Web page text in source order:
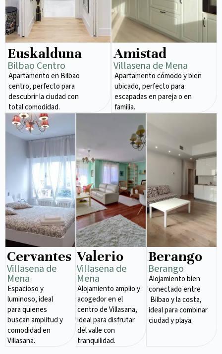
Euskalduna
Bilbao Centro
Apartamento en Bilbao
centro, perfecto para
descubrir la ciudad con
total comodidad.
Amistad
Villasena de Mena
Apartamento cómodo y bien
ubicado, perfecto para
escapadas en pareja o en
familia.
Cervantes
Villasena de
Mena​
Espacioso y
luminoso, ideal
para quienes
buscan amplitud y
comodidad en
Villasana.
Valerio
Villasena de
Mena​
Alojamiento amplio y
acogedor en el
centro de Villasana,
ideal para disfrutar
del valle con
tranquilidad.
Berango
Berango
Alojamiento bien
conectado entre
Bilbao y la costa,
ideal para combinar
ciudad y playa.